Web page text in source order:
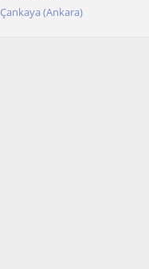
Çankaya (Ankara)